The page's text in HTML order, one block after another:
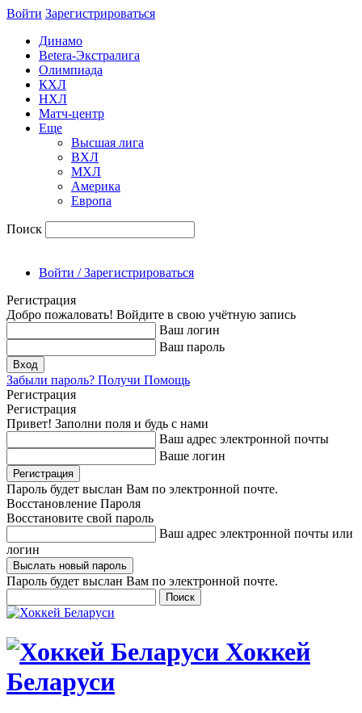
Войти Зарегиcтрироваться
Динамо
Betera-Экстралига
Олимпиада
КХЛ
НХЛ
Матч-центр
Еще
Высшая лига
ВХЛ
МХЛ
Америка
Европа
Поиск
Войти / Зарегистрироваться
Регистрация
Добро пожаловать! Войдите в свою учётную запись
Ваш логин
Ваш пароль
Забыли пароль? Получи Помощь
Регистрация
Регистрация
Привет! Заполни поля и будь с нами
Ваш адрес электронной почты
Ваше логин
Пароль будет выслан Вам по электронной почте.
Восстановление Пароля
Восстановите свой пароль
Ваш адрес электронной почты или
логин
Пароль будет выслан Вам по электронной почте.
Хоккей
Беларуси